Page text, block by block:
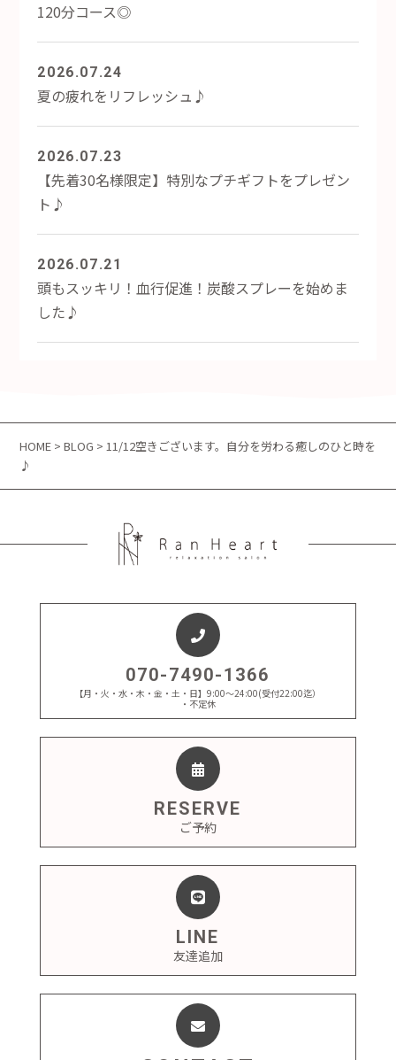
120分コース◎
2026.07.24
夏の疲れをリフレッシュ♪
2026.07.23
【先着30名様限定】特別なプチギフトをプレゼン
ト♪
2026.07.21
頭もスッキリ！血行促進！炭酸スプレーを始めま
した♪
HOME >BLOG > 11/12空きございます。自分を労わる癒しのひと時を
♪
070-7490-1366
【月・火・水・木・金・土・日】9:00～24:00(受付22:00迄）
・不定休
RESERVE
ご予約
LINE
友達追加